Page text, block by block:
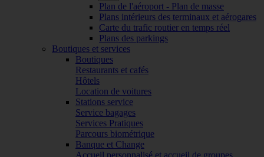
Plan de l'aéroport - Plan de masse
Plans intérieurs des terminaux et aérogares
Carte du trafic routier en temps réel
Plans des parkings
Boutiques et services
Boutiques
Restaurants et cafés
Hôtels
Location de voitures
Stations service
Service bagages
Services Pratiques
Parcours biométrique
Banque et Change
Accueil personnalisé et accueil de groupes